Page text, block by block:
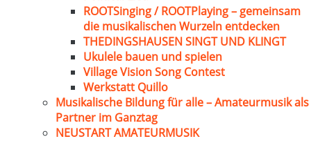
ROOTSinging / ROOTPlaying – gemeinsam
die musikalischen Wurzeln entdecken
THEDINGSHAUSEN SINGT UND KLINGT
Ukulele bauen und spielen
Village Vision Song Contest
Werkstatt Quillo
Musikalische Bildung für alle – Amateurmusik als
Partner im Ganztag
NEUSTART AMATEURMUSIK